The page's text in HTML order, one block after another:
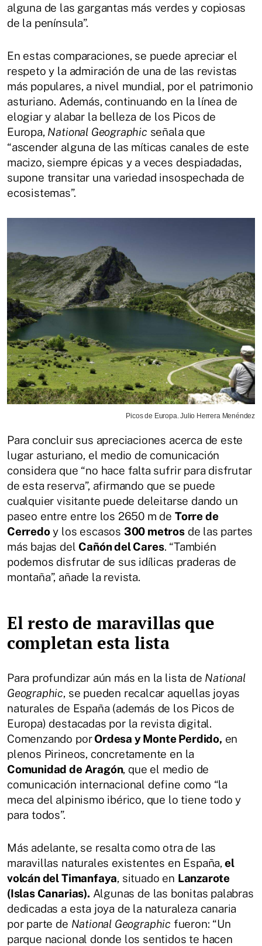
alguna de las gargantas más verdes y copiosas
de la península”.
En estas comparaciones, se puede apreciar el
respeto y la admiración de una de las revistas
más populares, a nivel mundial, por el patrimonio
asturiano. Además, continuando en la línea de
elogiar y alabar la belleza de los Picos de
Europa, National Geographic señala que
“ascender alguna de las míticas canales de este
macizo, siempre épicas y a veces despiadadas,
supone transitar una variedad insospechada de
ecosistemas”.
Picos de Europa. Julio Herrera Menéndez
Para concluir sus apreciaciones acerca de este
lugar asturiano, el medio de comunicación
considera que “no hace falta sufrir para disfrutar
de esta reserva”, afirmando que se puede
cualquier visitante puede deleitarse dando un
paseo entre entre los 2650 m de Torre de
Cerredoy los escasos 300 metrosde las partes
más bajas del Cañón del Cares. “También
podemos disfrutar de sus idílicas praderas de
montaña”, añade la revista.
El resto de maravillas que
completan esta lista
Para profundizar aún más en la lista de National
Geographic, se pueden recalcar aquellas joyas
naturales de España (además de los Picos de
Europa) destacadas por la revista digital.
Comenzando porOrdesa y Monte Perdido, en
plenos Pirineos, concretamente en la
Comunidad de Aragón, que el medio de
comunicación internacional define como “la
meca del alpinismo ibérico, que lo tiene todo y
para todos”.
Más adelante, se resalta como otra de las
maravillas naturales existentes en España, el
volcán del Timanfaya, situado en Lanzarote
(Islas Canarias). Algunas de las bonitas palabras
dedicadas a esta joya de la naturaleza canaria
por parte de National Geographic fueron: “Un
parque nacional donde los sentidos te hacen